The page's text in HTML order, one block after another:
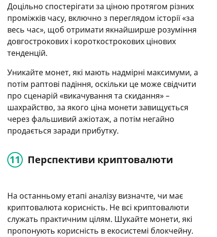
Доцільно спостерігати за ціною протягом різних
проміжків часу, включно з переглядом історії «за
весь час», щоб отримати якнайширше розуміння
довгострокових і короткострокових цінових
тенденцій.
Уникайте монет, які мають надмірні максимуми, а
потім раптові падіння, оскільки це може свідчити
про сценарій «викачування та скидання» –
шахрайство, за якого ціна монети завищується
через фальшивий ажіотаж, а потім негайно
продається заради прибутку.
Перспективи криптовалюти
На останньому етапі аналізу визначте, чи має
криптовалюта корисність. Не всі криптовалюти
служать практичним цілям. Шукайте монети, які
пропонують корисність в екосистемі блокчейну.